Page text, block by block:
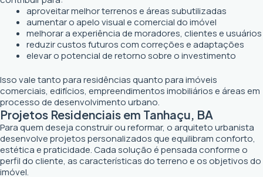
aproveitar melhor terrenos e áreas subutilizadas
aumentar o apelo visual e comercial do imóvel
melhorar a experiência de moradores, clientes e usuários
reduzir custos futuros com correções e adaptações
elevar o potencial de retorno sobre o investimento
Isso vale tanto para residências quanto para imóveis
comerciais, edifícios, empreendimentos imobiliários e áreas em
processo de desenvolvimento urbano.
Projetos Residenciais em Tanhaçu, BA
Para quem deseja construir ou reformar, o arquiteto urbanista
desenvolve projetos personalizados que equilibram conforto,
estética e praticidade. Cada solução é pensada conforme o
perfil do cliente, as características do terreno e os objetivos do
imóvel.